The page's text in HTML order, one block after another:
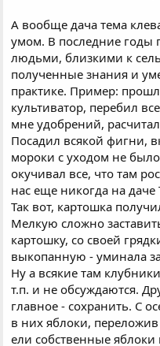
А вообще дача тема
умом. В последние годы
людьми, близкими к
полученные знания и
практике. Пример:
культиватор, перебил
мне удобрений,
Посадил всякой фигни,
мороки с уходом не
окучивал все, что там
нас еще никогда на даче
Так вот, картошка
Мелкую сложно
картошку, со своей
выкопанную - уминала
Ну а всякие там
т.п. и не обсуждаются.
главное - сохранить. С
в них яблоки,
ели собственные